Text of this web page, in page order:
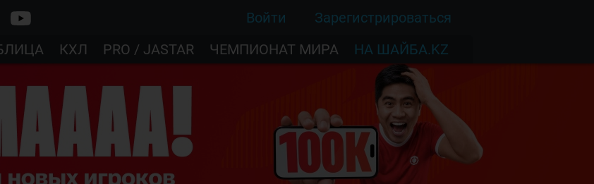
Войти
Зарегистрироваться
КХЛ PRO / JASTAR ЧЕМПИОНАТ МИРА НА ШАЙБА.KZ